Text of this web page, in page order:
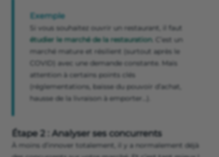
Exemple
Si vous souhaitez ouvrir un restaurant, il faut
étudier le marché de la restauration. C’est un
marché mature et résilient (surtout après le
COVID) avec une demande constante. Mais
attention à certains points clés
(réglementations, baisse du pouvoir d’achat,
hausse de la livraison à emporter…).
Étape 2 : Analyser ses concurrents
À moins d’innover totalement, il y a normalement déjà